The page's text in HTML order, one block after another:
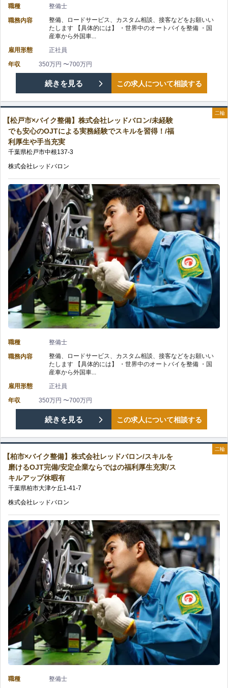
の
の
教
制
度
完
備/
バ
イ
ク
好
き
に
は
嬉
し
い
利
厚
生
を
ご
用
意！
の
ッ
ド
バ
ロ
プ
ラ
ベ
ー
ト
も
充
で
き
る
期
休
暇
あ
り/
実
践
的
OJT
で
新
た
な
キ
職種
整備士
職務内容
整備、ロードサービス、カスタム相談、接客などをお願いい
たします 【具体的には】 ・世界中のオートバイを整備 ・国
産車から外国車...
雇用形態
正社員
年収
350万円 〜700万円
【鎌
ケ
谷
市
×
バ
イ
ク
整
備】
株
式
会
レ
ッ
ド
バ
ン/
四
整
備
経
験
を
か
せ
続きを見る この求人について相談する
二輪
【松戸市×バイク整備】株式会社レッドバロン/未経験
でも安心のOJTによる実務経験でスキルを習得！/福
利厚生や手当充実
千葉県松戸市中根137-3
株式会社レッドバロン
職種
整備士
職務内容
整備、ロードサービス、カスタム相談、接客などをお願いい
たします 【具体的には】 ・世界中のオートバイを整備 ・国
産車から外国車...
雇用形態
正社員
年収
350万円 〜700万円
【松
戸
市
×
バ
イ
ク
整
備】
株
式
会
社
続きを見る この求人について相談する
二輪
【柏市×バイク整備】株式会社レッドバロン/スキルを
磨けるOJT完備/安定企業ならではの福利厚生充実/ス
キルアップ休暇有
千葉県柏市大津ケ丘1-41-7
株式会社レッドバロン
職種
整備士